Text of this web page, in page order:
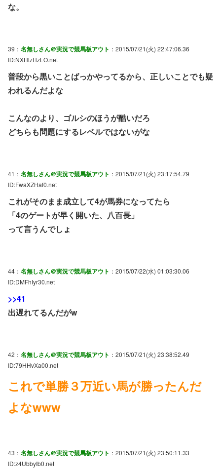
な。
39： 名無しさん＠実況で競馬板アウト ：2015/07/21(火) 22:47:06.36
ID:NXHlzHzLO.net
普段から黒いことばっかやってるから、正しいことでも疑
われるんだよな
こんなのより、ゴルシのほうが酷いだろ
どちらも問題にするレベルではないがな
41： 名無しさん＠実況で競馬板アウト ：2015/07/21(火) 23:17:54.79
ID:FwaXZHaf0.net
これがそのまま成立して4が馬券になってたら
「4のゲートが早く開いた、八百長」
って言うんでしょ
44： 名無しさん＠実況で競馬板アウト ：2015/07/22(水) 01:03:30.06
ID:DMFhIyr30.net
>>41
出遅れてるんだがw
42： 名無しさん＠実況で競馬板アウト ：2015/07/21(火) 23:38:52.49
ID:79HHvXa00.net
これで単勝３万近い馬が勝ったんだ
よなwww
43： 名無しさん＠実況で競馬板アウト ：2015/07/21(火) 23:50:11.33
ID:z4UbbyIb0.net